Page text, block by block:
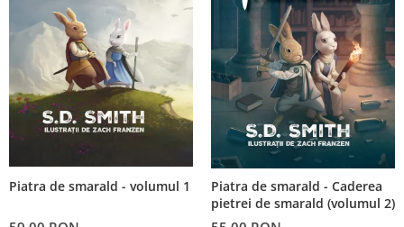
Piatra de smarald - volumul 1
Piatra de smarald - Caderea
pietrei de smarald (volumul 2)